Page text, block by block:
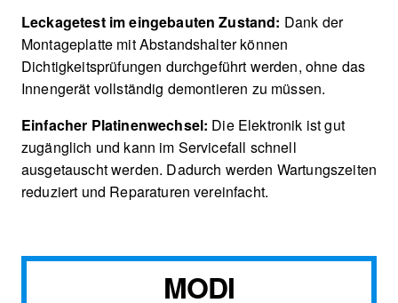
Leckagetest im eingebauten Zustand: Dank der
Montageplatte mit Abstandshalter können
Dichtigkeitsprüfungen durchgeführt werden, ohne das
Innengerät vollständig demontieren zu müssen.
Einfacher Platinenwechsel: Die Elektronik ist gut
zugänglich und kann im Servicefall schnell
ausgetauscht werden. Dadurch werden Wartungszeiten
reduziert und Reparaturen vereinfacht.
MODI